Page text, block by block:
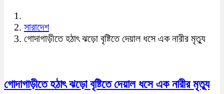
সারাদেশ
গোদাগাড়ীতে হঠাৎ ঝড়ো বৃষ্টিতে দেয়াল ধসে এক নারীর মৃত্যু
গোদাগাড়ীতে হঠাৎ ঝড়ো বৃষ্টিতে দেয়াল ধসে এক নারীর মৃত্যু